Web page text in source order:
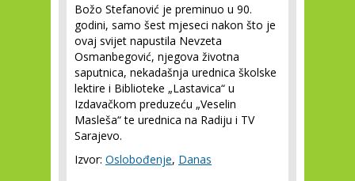
Božo Stefanović je preminuo u 90.
godini, samo šest mjeseci nakon što je
ovaj svijet napustila Nevzeta
Osmanbegović, njegova životna
saputnica, nekadašnja urednica školske
lektire i Biblioteke „Lastavica“ u
Izdavačkom preduzeću „Veselin
Masleša“ te urednica na Radiju i TV
Sarajevo.
Izvor: Oslobođenje, Danas